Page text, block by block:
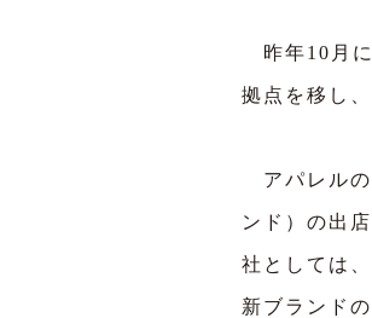
昨年10月に
拠点を移し
アパレルの
ンド）の出
社としては
新ブランド